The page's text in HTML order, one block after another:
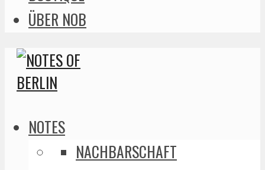
ÜBER NOB
NOTES
NACHBARSCHAFT